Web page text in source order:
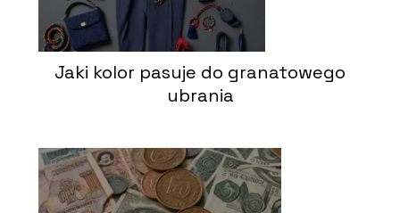
Jaki kolor pasuje do granatowego
ubrania